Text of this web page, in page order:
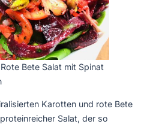
Bete Salat mit Spinat
Karotten und rote Bete
Salat, der so